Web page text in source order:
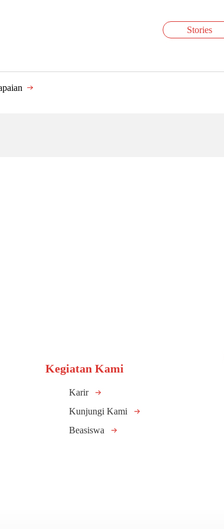
Stories
Kegiatan Kami
Karir
Kunjungi Kami
Beasiswa